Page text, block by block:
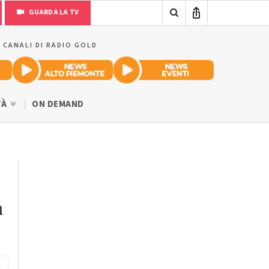
GUARDA LA TV
DI RADIO GOLD
ON DEMAND